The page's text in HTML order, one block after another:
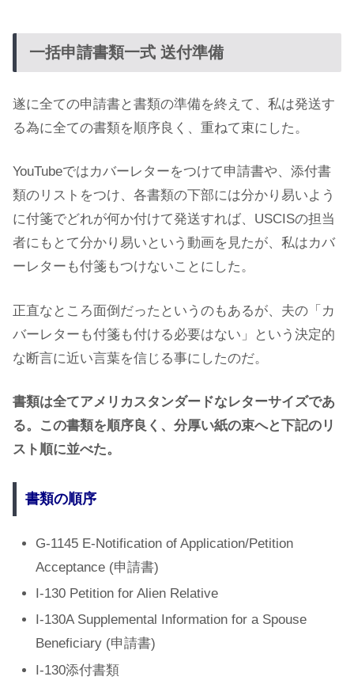
一括申請書類一式 送付準備
遂に全ての申請書と書類の準備を終えて、私は発送す
る為に全ての書類を順序良く、重ねて束にした。
YouTubeではカバーレターをつけて申請書や、添付書
類のリストをつけ、各書類の下部には分かり易いよう
に付箋でどれが何か付けて発送すれば、USCISの担当
者にもとて分かり易いという動画を見たが、私はカバ
ーレターも付箋もつけないことにした。
正直なところ面倒だったというのもあるが、夫の「カ
バーレターも付箋も付ける必要はない」という決定的
な断言に近い言葉を信じる事にしたのだ。
書類は全てアメリカスタンダードなレターサイズであ
る。この書類を順序良く、分厚い紙の束へと下記のリ
スト順に並べた。
書類の順序
G-1145 E-Notification of Application/Petition
Acceptance (申請書)
I-130 Petition for Alien Relative
I-130A Supplemental Information for a Spouse
Beneficiary (申請書)
I-130添付書類